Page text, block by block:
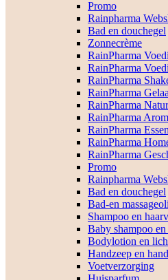
Promo
Rainpharma
Bad en douchegel
Zonnecrème
RainPharma
RainPharma
RainPharma
RainPharma
RainPharma
RainPharma
RainPharma
RainPharma
RainPharma
Promo
Rainpharma
Bad en douchegel
Bad-en
Shampoo en
Baby shampoo
Bodylotion en
Handzeep en
Voetverzorging